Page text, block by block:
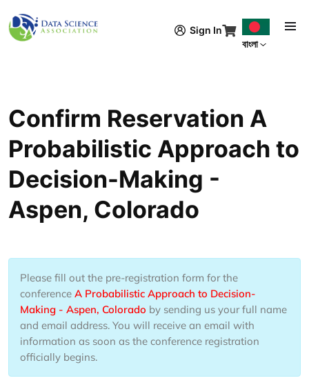
Sign In
বাংলা
Confirm Reservation A
Probabilistic Approach to
Decision-Making -
Aspen, Colorado
Please fill out the pre-registration form for the
conference A Probabilistic Approach to Decision-
Making - Aspen, Colorado by sending us your full name
and email address. You will receive an email with
information as soon as the conference registration
officially begins.